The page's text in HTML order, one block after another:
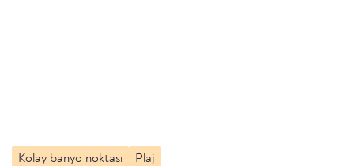
Kolay banyo noktası Plaj